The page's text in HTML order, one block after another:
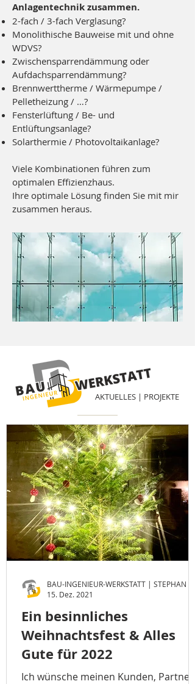
Anlagentechnik zusammen.
2-fach / 3-fach Verglasung?
Monolithische Bauweise mit und ohne
WDVS?
Zwischensparrendämmung oder
Aufdachsparrendämmung?
Brennwerttherme / Wärmepumpe /
Pelletheizung / …?
Fensterlüftung / Be- und
Entlüftungsanlage?
Solarthermie / Photovoltaikanlage?
Viele Kombinationen führen zum
optimalen Effizienzhaus.
Ihre optimale Lösung finden Sie mit mir
zusammen heraus.
AKTUELLES | PROJEKTE
Ein besinnliches
Weihnachtsfest & Alles
Gute für 2022
Ich wünsche meinen Kunden, Partnern
15. Dez. 2021